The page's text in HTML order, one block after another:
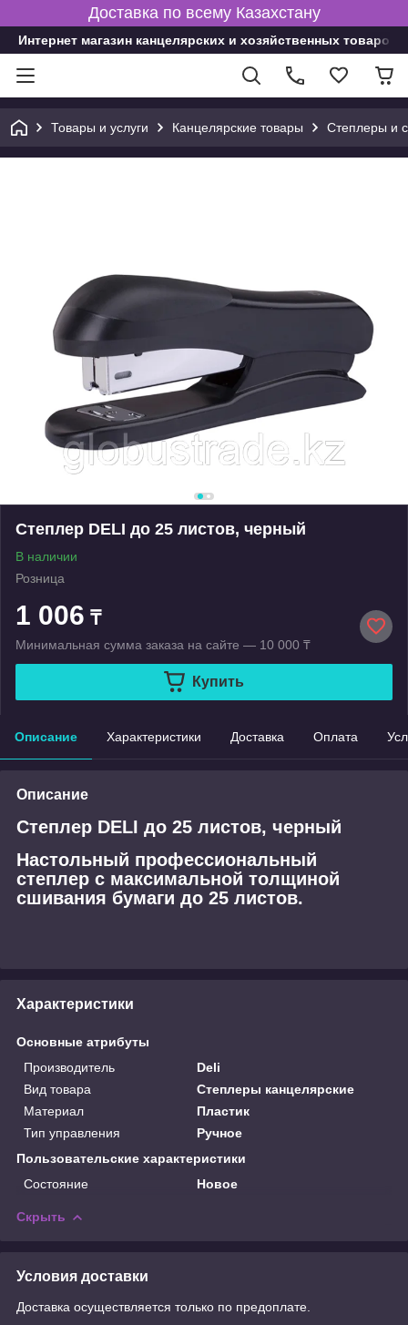
Доставка по всему Казахстану
Интернет магазин канцелярских и хозяйственных товаров
Товары и услуги Канцелярские товары Степлеры и
Степлер DELI до 25 листов, черный
В наличии
Розница
1 006 ₸
Минимальная сумма заказа на сайте — 10 000 ₸
Купить
Описание Характеристики Доставка Оплата
Описание
Степлер DELI до 25 листов, черный
Настольный профессиональный
степлер с максимальной толщиной
сшивания бумаги до 25 листов.
Характеристики
Основные атрибуты
Производитель
Deli
Вид товара
Степлеры канцелярские
Материал
Пластик
Тип управления
Ручное
Пользовательские характеристики
Состояние
Новое
Скрыть
Условия доставки
Доставка осуществляется только по предоплате.